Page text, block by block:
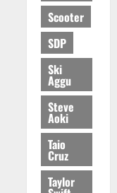
Scooter
SDP
Ski
Aggu
Steve
Aoki
Taio
Cruz
Taylor